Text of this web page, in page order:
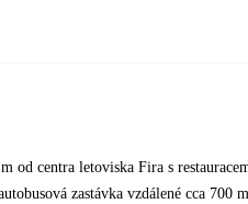
od centra letoviska Fira s
zastávka vzdálené cca